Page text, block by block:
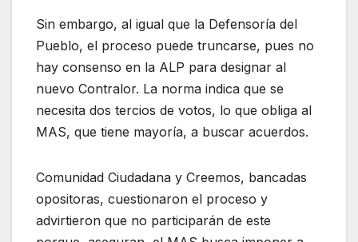
Sin embargo, al igual que la Defensoría del
Pueblo, el proceso puede truncarse, pues no
hay consenso en la ALP para designar al
nuevo Contralor. La norma indica que se
necesita dos tercios de votos, lo que obliga al
MAS, que tiene mayoría, a buscar acuerdos.
Comunidad Ciudadana y Creemos, bancadas
opositoras, cuestionaron el proceso y
advirtieron que no participarán de este